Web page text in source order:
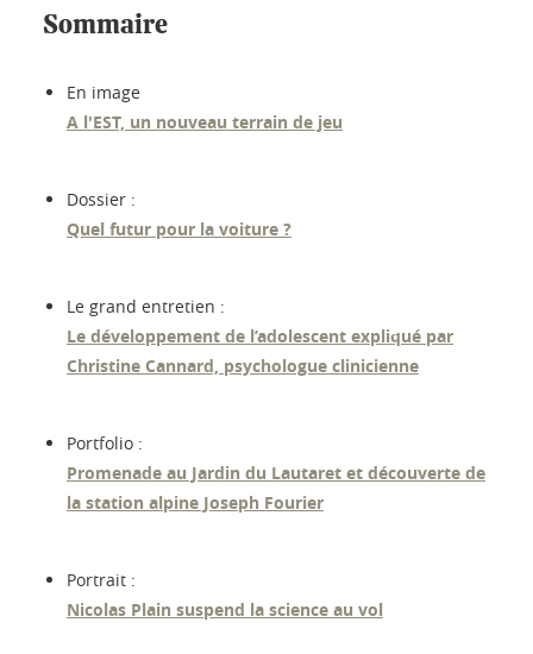
Sommaire
En image
A l'EST, un nouveau terrain de jeu
Dossier :
Quel futur pour la voiture ?
Le grand entretien :
Le développement de l’adolescent expliqué par
Christine Cannard, psychologue clinicienne
Portfolio :
Promenade au Jardin du Lautaret et découverte de
la station alpine Joseph Fourier
Portrait :
Nicolas Plain suspend la science au vol